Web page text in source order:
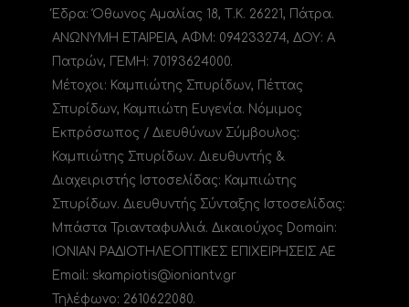
Έδρα: Όθωνος Αμαλίας 18, Τ.Κ. 26221, Πάτρα.
ΑΝΩΝΥΜΗ ΕΤΑΙΡΕΙΑ, ΑΦΜ: 094233274, ΔΟΥ: A
Πατρών, ΓΕΜΗ: 70193624000.
Μέτοχοι: Καμπιώτης Σπυρίδων, Πέττας
Σπυρίδων, Καμπιώτη Ευγενία. Νόμιμος
Εκπρόσωπος / Διευθύνων Σύμβουλος:
Καμπιώτης Σπυρίδων. Διευθυντής &
Διαχειριστής Ιστοσελίδας: Καμπιώτης
Σπυρίδων. Διευθυντής Σύνταξης Ιστοσελίδας:
Μπάστα Τριανταφυλλιά. Δικαιούχος Domain:
ΙΟΝΙΑΝ ΡΑΔΙΟΤΗΛΕΟΠΤΙΚΕΣ ΕΠΙΧΕΙΡΗΣΕΙΣ ΑΕ
Email: skampiotis@ioniantv.gr
Τηλέφωνο: 2610622080.